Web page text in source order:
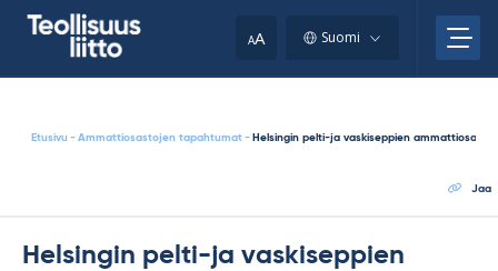
AA Suomi
Etusivu - Ammattiosastojen tapahtumat - Helsingin pelti-ja vaskiseppien ammattiosasto
Jaa
Helsingin pelti-ja vaskiseppien
clipboard.)